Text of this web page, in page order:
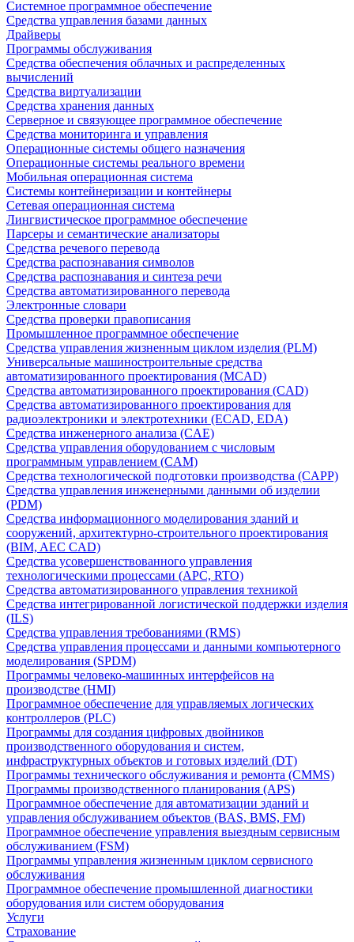
Системное программное обеспечение
Средства управления базами данных
Драйверы
Программы обслуживания
Средства обеспечения облачных и распределенных
вычислений
Средства виртуализации
Средства хранения данных
Серверное и связующее программное обеспечение
Средства мониторинга и управления
Операционные системы общего назначения
Операционные системы реального времени
Мобильная операционная система
Системы контейнеризации и контейнеры
Сетевая операционная система
Лингвистическое программное обеспечение
Парсеры и семантические анализаторы
Средства речевого перевода
Средства распознавания символов
Средства распознавания и синтеза речи
Средства автоматизированного перевода
Электронные словари
Средства проверки правописания
Промышленное программное обеспечение
Средства управления жизненным циклом изделия (PLM)
Универсальные машиностроительные средства
автоматизированного проектирования (MCAD)
Средства автоматизированного проектирования (CAD)
Средства автоматизированного проектирования для
радиоэлектроники и электротехники (ECAD, EDA)
Средства инженерного анализа (CAE)
Средства управления оборудованием с числовым
программным управлением (CAM)
Средства технологической подготовки производства (CAPP)
Средства управления инженерными данными об изделии
(PDM)
Средства информационного моделирования зданий и
сооружений, архитектурно-строительного проектирования
(BIM, AEC CAD)
Средства усовершенствованного управления
технологическими процессами (APC, RTO)
Средства автоматизированного управления техникой
Средства интегрированной логистической поддержки изделия
(ILS)
Средства управления требованиями (RMS)
Средства управления процессами и данными компьютерного
моделирования (SPDM)
Программы человеко-машинных интерфейсов на
производстве (HMI)
Программное обеспечение для управляемых логических
контроллеров (PLC)
Программы для создания цифровых двойников
производственного оборудования и систем,
инфраструктурных объектов и готовых изделий (DT)
Программы технического обслуживания и ремонта (CMMS)
Программы производственного планирования (APS)
Программное обеспечение для автоматизации зданий и
управления обслуживанием объектов (BAS, BMS, FM)
Программное обеспечение управления выездным сервисным
обслуживанием (FSM)
Программы управления жизненным циклом сервисного
обслуживания
Программное обеспечение промышленной диагностики
оборудования или систем оборудования
Услуги
Страхование